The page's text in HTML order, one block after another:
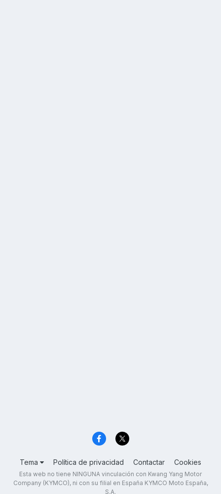
Tema Política de privacidad Contactar Cookies
Esta web no tiene NINGUNA vinculación con Kwang Yang Motor
Company (KYMCO), ni con su filial en España KYMCO Moto España,
S.A.